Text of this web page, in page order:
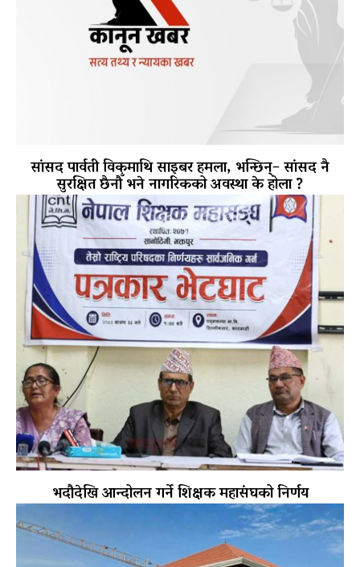
सांसद पार्वती विकमाथि साइबर हमला, भन्छिन्– सांसद नै
सुरक्षित छैनौँ भने नागरिकको अवस्था के होला ?
भदौदेखि आन्दोलन गर्ने शिक्षक महासंघको निर्णय